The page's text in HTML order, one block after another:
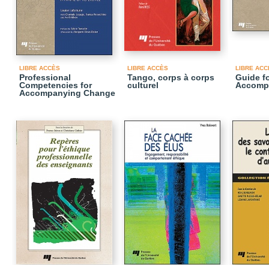
LIBRE ACCÈS
Professional
Competencies for
Accompanying Change
LIBRE ACCÈS
Tango, corps à corps
culturel
LIBRE
Guide